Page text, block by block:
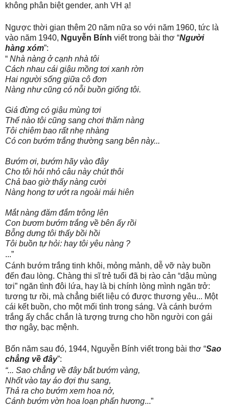
không phân biệt gender, anh VH ạ!
Ngược thời gian thêm 20 năm nữa so với năm 1960, tức là
vào năm 1940, Nguyễn Bính viết trong bài thơ “Người
hàng xóm”:
“ Nhà nàng ở cạnh nhà tôi
Cách nhau cái giậu mồng tơi xanh rờn
Hai người sống giữa cô đơn
Nàng như cũng có nỗi buồn giống tôi.
Giá đừng có giậu mùng tơi
Thế nào tôi cũng sang chơi thăm nàng
Tôi chiêm bao rất nhẹ nhàng
Có con bướm trắng thường sang bên này...
Bướm ơi, bướm hãy vào đây
Cho tôi hỏi nhỏ câu này chút thôi
Chả bao giờ thấy nàng cười
Nàng hong tơ ướt ra ngoài mái hiên
Mắt nàng đăm đắm trông lên
Con bươm bướm trắng về bên ấy rồi
Bỗng dưng tôi thấy bồi hồi
Tôi buồn tự hỏi: hay tôi yêu nàng ?
...”
Cánh bướm trắng tinh khôi, mỏng mảnh, dễ vỡ này buồn
đến đau lòng. Chàng thi sĩ trẻ tuổi đã bị rào cản “dậu mùng
tơi” ngăn tình đôi lứa, hay là bị chính lòng mình ngăn trở:
tương tư rồi, mà chẳng biết liệu có được thương yêu... Một
cái kết buồn, cho một mối tình trong sáng. Và cánh bướm
trắng ấy chắc chắn là tượng trưng cho hồn người con gái
thơ ngây, bạc mệnh.
Bốn năm sau đó, 1944, Nguyễn Bính viết trong bài thơ “Sao
chẳng về đây”:
“... Sao chẳng về đây bắt bướm vàng,
Nhốt vào tay áo đợi thu sang,
Thả ra cho bướm xem hoa nở,
Cánh bướm vờn hoa loạn phấn hương...”